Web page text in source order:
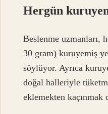
Hergün
Beslenme uzmanları,
30 gram) kuruyemiş
söylüyor. Ayrıca
doğal halleriyle
eklemekten kaçınmak